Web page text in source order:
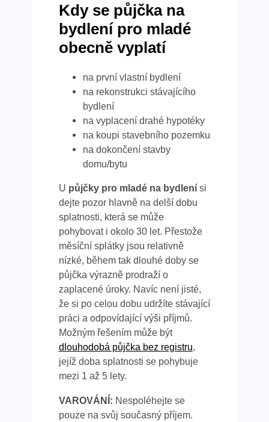
Kdy se půjčka na
bydlení pro mladé
obecně vyplatí
na první vlastní bydlení
na rekonstrukci stávajícího
bydlení
na vyplacení drahé hypotéky
na koupi stavebního pozemku
na dokončení stavby
domu/bytu
U půjčky pro mladé na bydlenísi
dejte pozor hlavně na delší dobu
splatnosti, která se může
pohybovat i okolo 30 let. Přestože
měsíční splátky jsou relativně
nízké, během tak dlouhé doby se
půjčka výrazně prodraží o
zaplacené úroky. Navíc není jisté,
že si po celou dobu udržíte stávající
práci a odpovídající výši příjmů.
Možným řešením může být
dlouhodobá půjčka bez registru,
jejíž doba splatnosti se pohybuje
mezi 1 až 5 lety.
VAROVÁNÍ: Nespoléhejte se
pouze na svůj současný příjem.